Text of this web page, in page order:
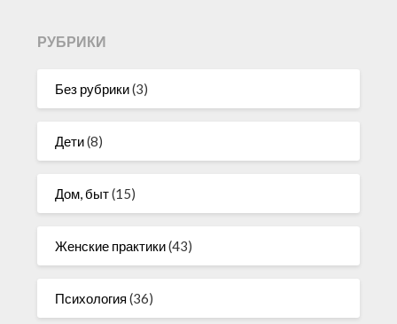
РУБРИКИ
Без рубрики(3)
Дети(8)
Дом, быт(15)
Женские практики(43)
Психология (36)